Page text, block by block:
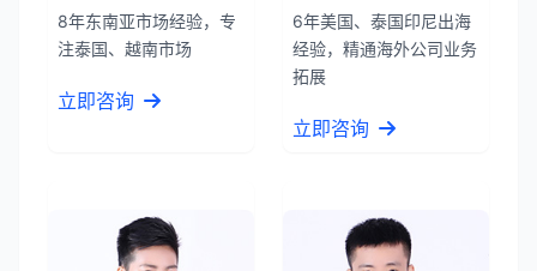
8年东南亚市场经验，专
注泰国、越南市场
立即咨询
6年美国、泰国印尼出海
经验，精通海外公司业务
拓展
立即咨询